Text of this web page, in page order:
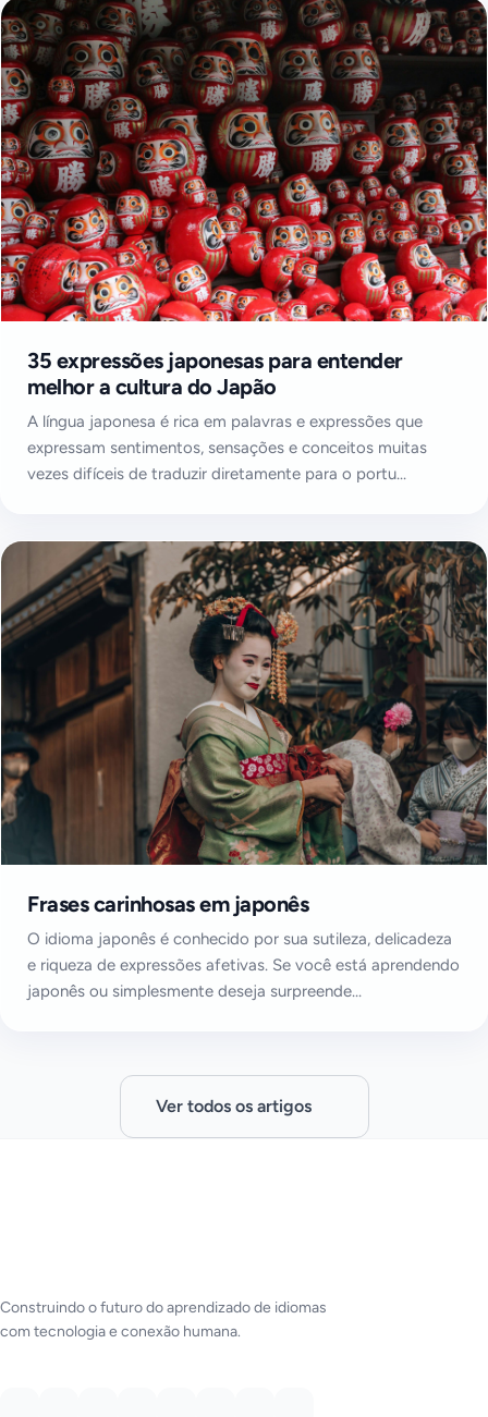
35 expressões japonesas para entender
melhor a cultura do Japão
A língua japonesa é rica em palavras e expressões que
expressam sentimentos, sensações e conceitos muitas
vezes difíceis de traduzir diretamente para o portu...
Frases carinhosas em japonês
O idioma japonês é conhecido por sua sutileza, delicadeza
e riqueza de expressões afetivas. Se você está aprendendo
japonês ou simplesmente deseja surpreende...
Ver todos os artigos
Construindo o futuro do aprendizado de idiomas
com tecnologia e conexão humana.